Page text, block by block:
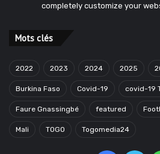
completely customize your
Mots clés
2022 2023 2024 2025
Burkina Faso Covid-19 covid-19
Faure Gnassingbé featured
Mali TOGO Togomedia24